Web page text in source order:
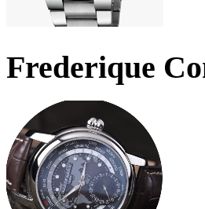
Frederique